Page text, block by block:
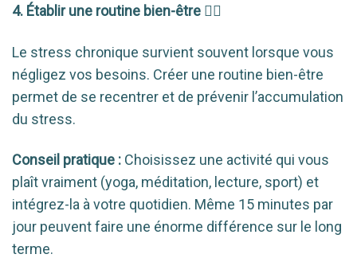
4. Établir une routine bien-être 🧘‍♀️
Le stress chronique survient souvent lorsque vous
négligez vos besoins. Créer une routine bien-être
permet de se recentrer et de prévenir l’accumulation
du stress.
Conseil pratique : Choisissez une activité qui vous
plaît vraiment (yoga, méditation, lecture, sport) et
intégrez-la à votre quotidien. Même 15 minutes par
jour peuvent faire une énorme différence sur le long
terme.